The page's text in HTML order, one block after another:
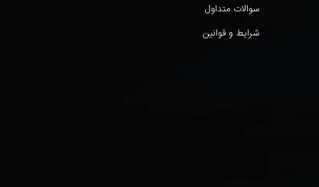
سوالات متداول
شرایط و قوانین